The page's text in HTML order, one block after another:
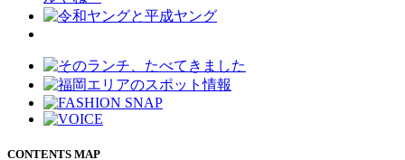
CONTENTS MAP